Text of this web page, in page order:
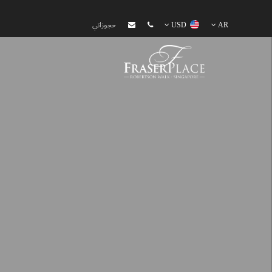
AR
USD حجوزاتي